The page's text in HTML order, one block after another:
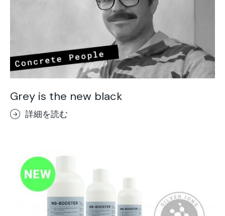
Grey is the new black
詳細を読む